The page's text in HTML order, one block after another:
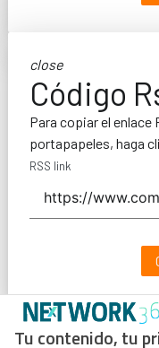
Tu contenido, tu
close
Código
Para copiar el enlace
portapapeles, haga
RSS link